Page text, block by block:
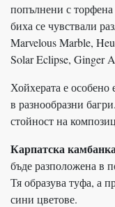
попълнени с торфена
биха се чувствали
Marvelous Marble,
Solar Eclipse, Ginger
Хойхерата е особено
в разнообразни
стойност на
Карпатска
бъде разположена в
Тя образува туфа, а
сини цветове.